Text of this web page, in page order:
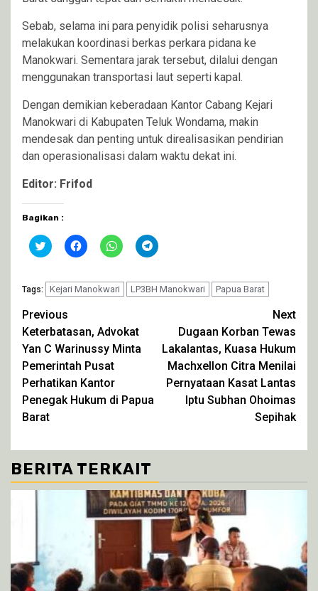
Sebab, selama ini para penyidik polisi seharusnya
melakukan koordinasi berkas perkara pidana ke
Manokwari. Sementara jarak tersebut, dilalui dengan
menggunakan transportasi laut seperti kapal.
Dengan demikian keberadaan Kantor Cabang Kejari
Manokwari di Kabupaten Teluk Wondama, makin
mendesak dan penting untuk direalisasikan pendirian
dan operasionalisasi dalam waktu dekat ini.
Editor: Frifod
Bagikan :
Klik
untuk
Twitter(Membuka
di
jendela
yang
baru)
Klik
untuk
Facebook(Membuka
di
jendela
Klik
untuk
WhatsApp(Membuka
di
jendela
Klik
untuk
Telegram(Membuka
di
jendela
Tags: Kejari Manokwari LP3BH Manokwari Papua Barat
Continue
Reading
Previous
Keterbatasan, Advokat
Yan C Warinussy Minta
Pemerintah Pusat
Perhatikan Kantor
Penegak Hukum di Papua
Barat
Next
Dugaan Korban Tewas
Lakalantas, Kuasa Hukum
Machxellon Citra Menilai
Pernyataan Kasat Lantas
Iptu Subhan Ohoimas
Sepihak
BERITA TERKAIT